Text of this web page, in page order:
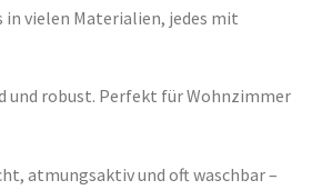
in vielen Materialien, jedes mit
und robust. Perfekt für Wohnzimmer
atmungsaktiv und oft waschbar –